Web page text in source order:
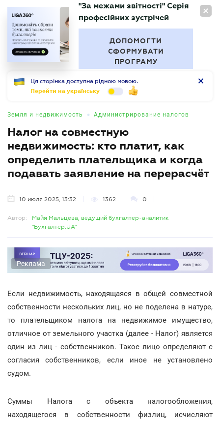
RU
БУХГАЛТЕР
"За межами звітності" Серія
професійних зустрічей
ДОПОМОГТИ
СФОРМУВАТИ
ПРОГРАМУ
Ця сторінка доступна рідною мовою.
Перейти на українську
Земля и недвижимость • Администрирование налогов
Налог на совместную
недвижимость: кто платит, как
определить плательщика и когда
подавать заявление на перерасчёт
10 июля 2025, 13:32 1362 0
Автор:
Майя Мальцева, ведущий бухгалтер-аналитик
"Бухгалтер.UA"
Реклама
Если недвижимость, находящаяся в общей совместной
собственности нескольких лиц, но не поделена в натуре,
то плательщиком налога на недвижимое имущество,
отличное от земельного участка (далее - Налог) является
один из лиц - собственников. Такое лицо определяют с
согласия собственников, если иное не установлено
судом.
Суммы Налога с объекта налогообложения,
находящегося в собственности физлиц, исчисляют